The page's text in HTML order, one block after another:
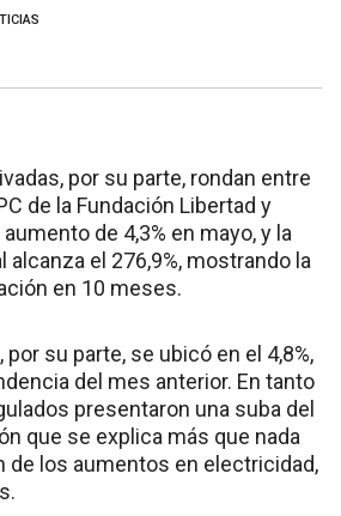
por su parte, rondan entre
de la Fundación Libertad y
de 4,3% en mayo, y la
alcanza el 276,9%, mostrando la
en 10 meses.
su parte, se ubicó en el 4,8%,
del mes anterior. En tanto
presentaron una suba del
que se explica más que nada
de los aumentos en electricidad,